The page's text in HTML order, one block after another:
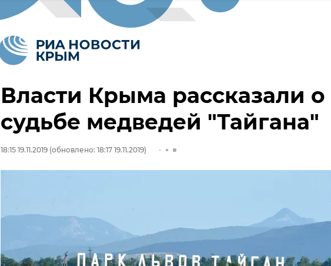
Власти Крыма рассказали о
судьбе медведей "Тайгана"
18:15 19.11.2019 (обновлено: 18:17 19.11.2019)